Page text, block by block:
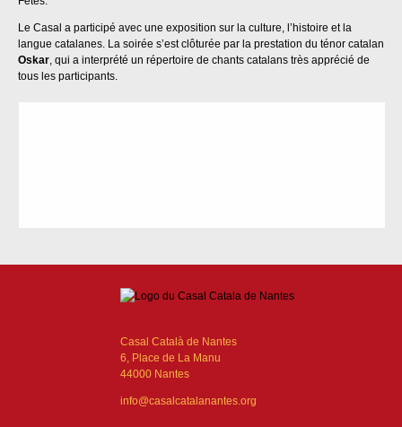
Le Casal a participé avec une exposition sur la culture, l’histoire et la
langue catalanes. La soirée s’est clôturée par la prestation du ténor catalan
Oskar, qui a interprété un répertoire de chants catalans très apprécié de
tous les participants.
Casal Català de Nantes
6, Place de La Manu
44000 Nantes
info@casalcatalanantes.org